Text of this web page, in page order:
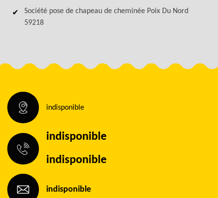
Société pose de chapeau de cheminée Poix Du Nord
59218
indisponible
indisponible
indisponible
indisponible